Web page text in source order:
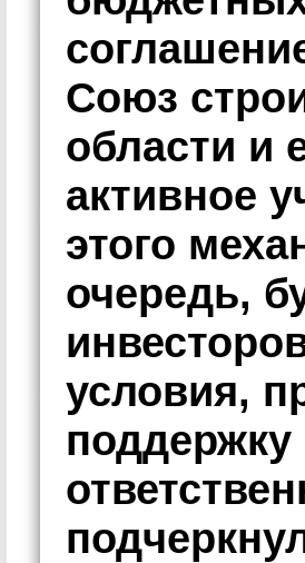
Союз
области и
активное
этого
очередь,
условия,